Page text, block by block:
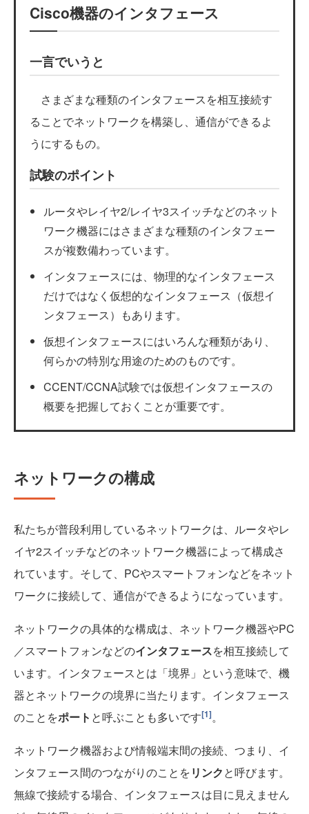
Cisco機器のインタフェース
一言でいうと
さまざまな種類のインタフェースを相互接続す
ることでネットワークを構築し、通信ができるよ
うにするもの。
試験のポイント
ルータやレイヤ2/レイヤ3スイッチなどのネット
ワーク機器にはさまざまな種類のインタフェー
スが複数備わっています。
インタフェースには、物理的なインタフェース
だけではなく仮想的なインタフェース（仮想イ
ンタフェース）もあります。
仮想インタフェースにはいろんな種類があり、
何らかの特別な用途のためのものです。
CCENT/CCNA試験では仮想インタフェースの
概要を把握しておくことが重要です。
ネットワークの構成
私たちが普段利用しているネットワークは、ルータやレ
イヤ2スイッチなどのネットワーク機器によって構成さ
れています。そして、PCやスマートフォンなどをネット
ワークに接続して、通信ができるようになっています。
ネットワークの具体的な構成は、ネットワーク機器やPC
／スマートフォンなどのインタフェースを相互接続して
います。インタフェースとは「境界」という意味で、機
器とネットワークの境界に当たります。インタフェース
のことをポート と呼ぶことも多いです[1]。
ネットワーク機器および情報端末間の接続、つまり、イ
ンタフェース間のつながりのことをリンクと呼びます。
無線で接続する場合、インタフェースは目に見えません